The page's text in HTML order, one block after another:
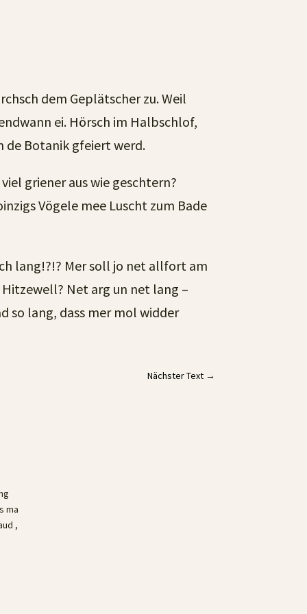
dem Geplätscher zu. Weil
ei. Hörsch im Halbschlof,
de Botanik gfeiert werd.
griener aus wie geschtern?
Vögele mee Luscht zum Bade
lang!?!? Mer soll jo net allfort am
Net arg un net lang –
so lang, dass mer mol widder
Nächster Text→
ma
,